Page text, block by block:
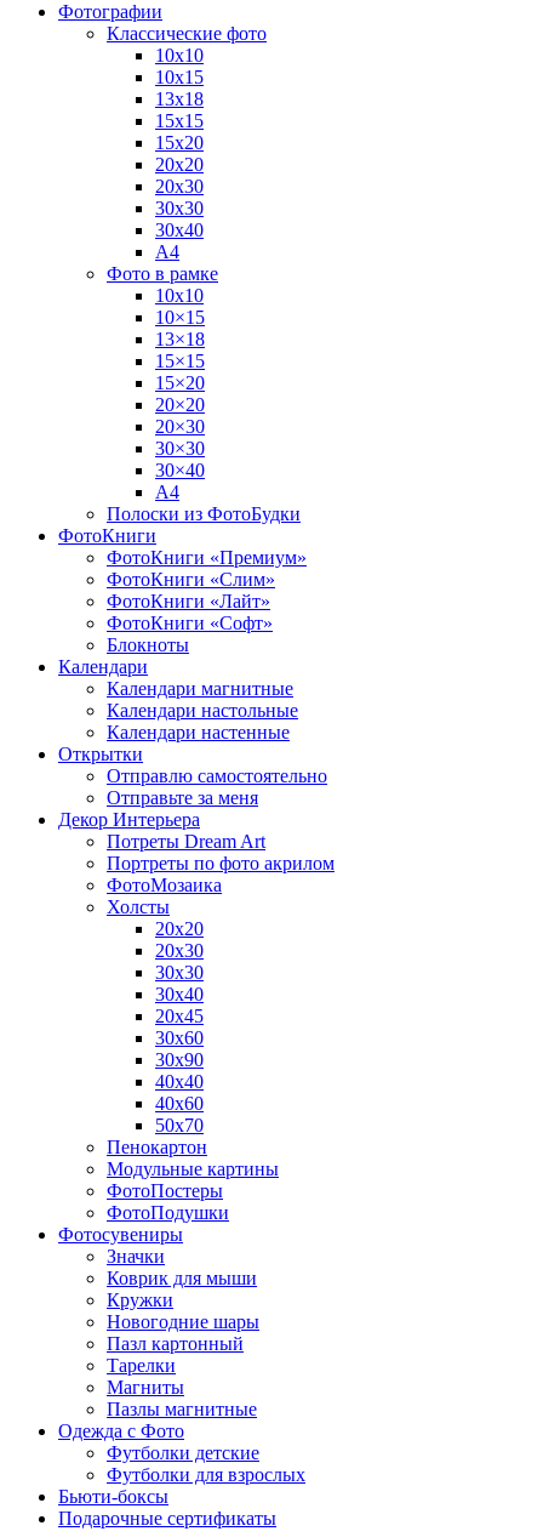
Фотографии
Классические фото
10х10
10х15
13х18
15х15
15х20
20х20
20х30
30х30
30х40
А4
Фото в рамке
10х10
10×15
13×18
15×15
15×20
20×20
20×30
30×30
30×40
A4
Полоски из ФотоБудки
ФотоКниги
ФотоКниги «Премиум»
ФотоКниги «Слим»
ФотоКниги «Лайт»
ФотоКниги «Софт»
Блокноты
Календари
Календари магнитные
Календари настольные
Календари настенные
Открытки
Отправлю самостоятельно
Отправьте за меня
Декор Интерьера
Потреты Dream Art
Портреты по фото акрилом
ФотоМозаика
Холсты
20х20
20х30
30х30
30х40
20х45
30х60
30х90
40х40
40х60
50х70
Пенокартон
Модульные картины
ФотоПостеры
ФотоПодушки
Фотоcувениры
Значки
Коврик для мыши
Кружки
Новогодние шары
Пазл картонный
Тарелки
Магниты
Пазлы магнитные
Одежда с Фото
Футболки детские
Футболки для взрослых
Бьюти-боксы
Подарочные сертификаты